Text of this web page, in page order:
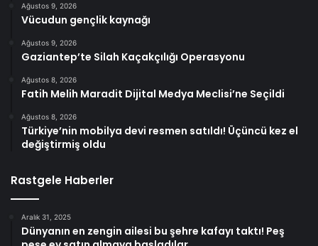
Ağustos 9, 2026
Vücudun gençlik kaynağı
Ağustos 9, 2026
Gaziantep’te Silah Kaçakçılığı Operasyonu
Ağustos 8, 2026
Fatih Melih Maradit Dijital Medya Meclisi’ne Seçildi
Ağustos 8, 2026
Türkiye’nin mobilya devi resmen satıldı! Üçüncü kez el
değiştirmiş oldu
Rastgele Haberler
Aralık 31, 2025
Dünyanın en zengin ailesi bu şehre kafayı taktı! Peş